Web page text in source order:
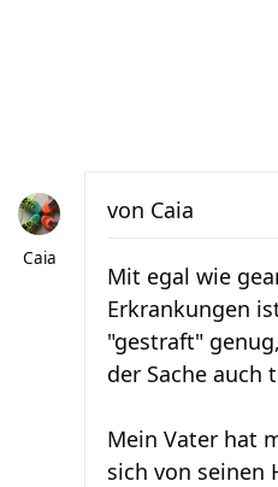
Caia
von Caia
Mit egal wie
Erkrankungen
"gestraft"
der Sache auch
Mein Vater hat
sich von seinen